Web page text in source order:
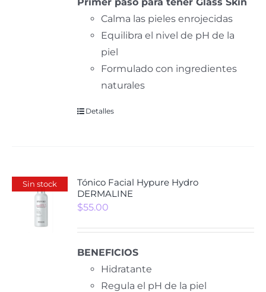
Calma las pieles enrojecidas
Equilibra el nivel de pH de la
piel
Formulado con ingredientes
naturales
Detalles
Sin stock
Tónico Facial Hypure Hydro
DERMALINE
$55.00
BENEFICIOS
Hidratante
Regula el pH de la piel